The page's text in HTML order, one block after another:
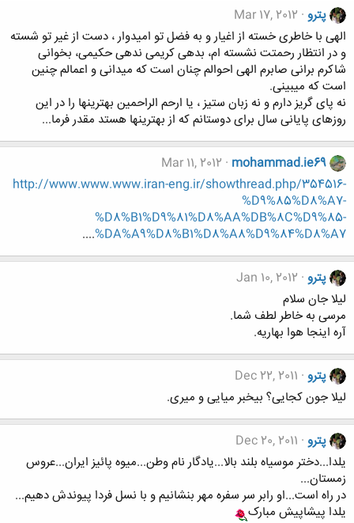
پترو Mar 17, 2012
الهی با خاطری خسته از اغیار و به فضل تو امیدوار ، دست از غیر تو شسته
و در انتظار رحمتت نشسته ام، بدهی کریمی ندهی حکیمی، بخوانی
شاکرم برانی صابرم الهی احوالم چنان است که میدانی و اعمالم چنین
است که میبینی.
نه پای گریز دارم و نه زبان ستیز ، یا ارحم الراحمین بهترینها را در این
روزهای پایانی سال برای دوستانم که از بهترینها هستد مقدر فرما...
mohammad.ie69
Mar 11, 2012
http://www.www.www.iran-eng.ir/showthread.php/354516-
%D9%85%D8%A7-
%D8%B1%D9%81%D8%AA%DB%8C%D9%85-
%DA%A9%D8%B1%D8%A8%D9%84%D8%A7
....
پترو Jan 10, 2012
لیلا جان سلام
مرسی به خاطر لطف شما.
آره اینجا هوا بهاریه.
پترو Dec 22, 2011
لیلا جون کجایی؟ بیخبر میایی و میری.
پترو Dec 20, 2011
یلدا...دختر موسیاه بلند بالا...یادگار نام وطن...میوه پائیز ایران...عروس
زمستان...
در راه است...او رابر سر سفره مهر بنشانیم و با نسل فردا پیوندش دهیم...
یلدا پیشاپیش مبارک